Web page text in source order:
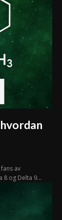
av
8 og Delta 9...